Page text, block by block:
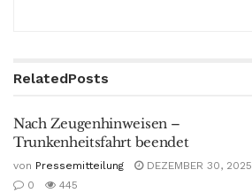
RelatedPosts
Nach Zeugenhinweisen –
Trunkenheitsfahrt beendet
von Pressemitteilung
DEZEMBER 30, 2025
0
445